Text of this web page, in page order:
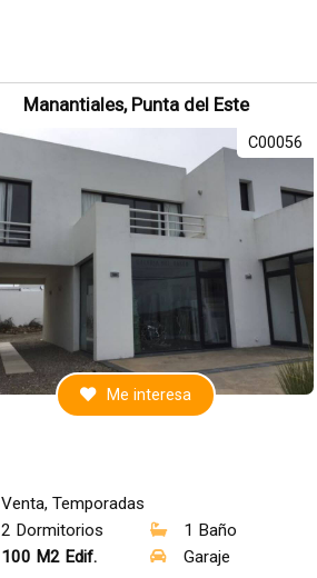
Manantiales, Punta del Este
C00056
Me interesa
Venta, Temporadas
2 Dormitorios
1 Baño
100 M2 Edif.
Garaje